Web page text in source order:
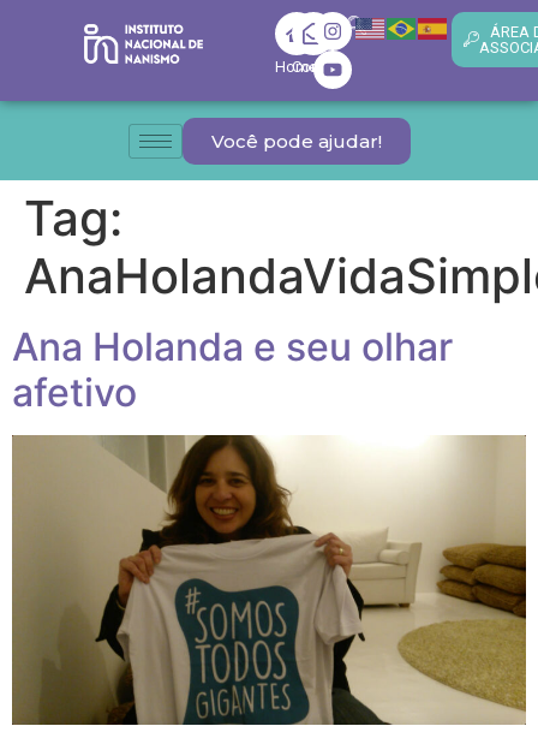
Home
Contato
ÁREA
Você pode ajudar!
Tag:
Ana Holanda e seu olhar
afetivo